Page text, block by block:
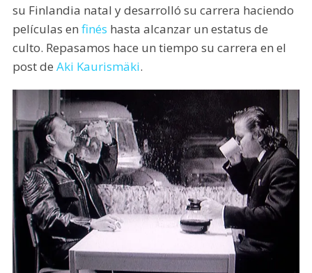
su Finlandia natal y desarrolló su carrera haciendo
películas en finés hasta alcanzar un estatus de
culto. Repasamos hace un tiempo su carrera en el
post de Aki Kaurismäki.